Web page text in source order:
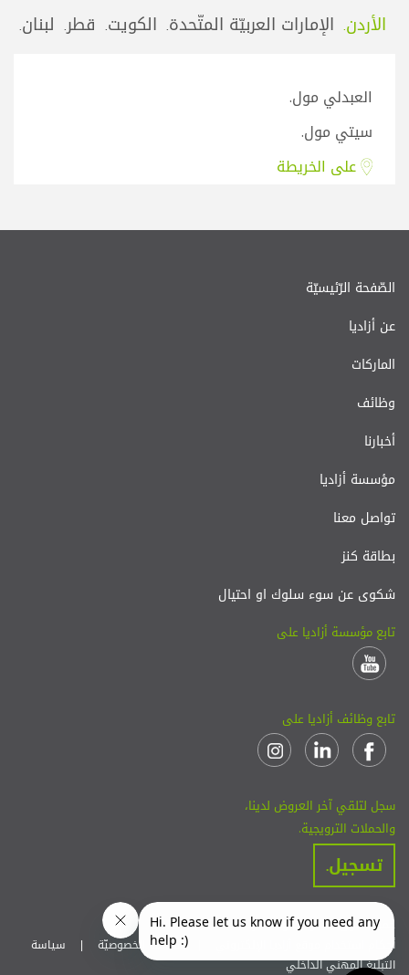
الأردن. الإمارات العربيّة المتّحدة. الكويت. قطر. لبنان.
العبدلي مول.
سيتي مول.
على الخريطة
الصّفحة الرّئيسيّة
عن أزاديا
الماركات
وظائف
أخبارنا
مؤسسة أزاديا
تواصل معنا
بطاقة كنز
شكوى عن سوء سلوك او احتيال
تابع مؤسسة أزاديا على
تابع وظائف أزاديا على
سجل لتلقي آخر العروض لدينا،
والحملات الترويجية.
تسجيل.
جميع حقوق النشر محفوظة لأزاديا 2026.
أحكام استخدام موقع أزاديا الإلكتروني
|سياسة الخصوصيّة | سياسة
التبليغ المهني الداخلي